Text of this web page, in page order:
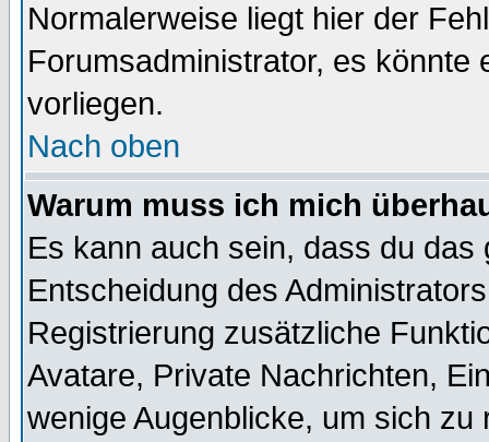
Normalerweise liegt hier der
Forumsadministrator, es könnte
vorliegen.
Nach oben
Warum muss ich mich
Es kann auch sein, dass du
Entscheidung des
Registrierung zusätzliche
Avatare, Private Nachrichten,
wenige Augenblicke, um sich